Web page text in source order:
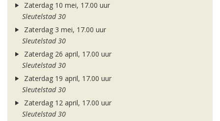
Zaterdag 10 mei, 17.00 uur
Sleutelstad 30
Zaterdag 3 mei, 17.00 uur
Sleutelstad 30
Zaterdag 26 april, 17.00 uur
Sleutelstad 30
Zaterdag 19 april, 17.00 uur
Sleutelstad 30
Zaterdag 12 april, 17.00 uur
Sleutelstad 30